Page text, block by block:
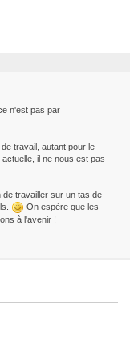
n'est pas par
travail, autant pour le
il ne nous est pas
de travailler sur un tas de
On espère que les
à l'avenir !